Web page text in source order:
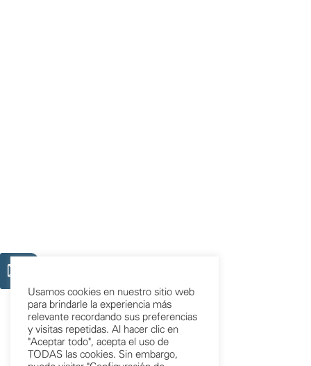
Usamos cookies en nuestro sitio web
para brindarle la experiencia más
relevante recordando sus preferencias
y visitas repetidas. Al hacer clic en
"Aceptar todo", acepta el uso de
TODAS las cookies. Sin embargo,